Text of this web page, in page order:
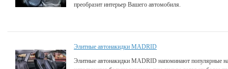
преобразит интерьер Вашего автомобиля.
Элитные автонакидки MADRID
Элитные автонакидки MADRID напоминают популярные